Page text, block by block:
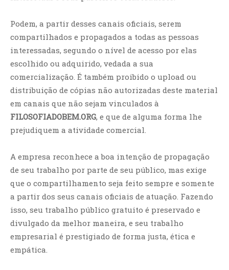
Podem, a partir desses canais oficiais, serem
compartilhados e propagados a todas as pessoas
interessadas, segundo o nível de acesso por elas
escolhido ou adquirido, vedada a sua
comercialização. É também proibido o upload ou
distribuição de cópias não autorizadas deste material
em canais que não sejam vinculados à
FILOSOFIADOBEM.ORG, e que de alguma forma lhe
prejudiquem a atividade comercial.
A empresa reconhece a boa intenção de propagação
de seu trabalho por parte de seu público, mas exige
que o compartilhamento seja feito sempre e somente
a partir dos seus canais oficiais de atuação. Fazendo
isso, seu trabalho público gratuito é preservado e
divulgado da melhor maneira, e seu trabalho
empresarial é prestigiado de forma justa, ética e
empática.